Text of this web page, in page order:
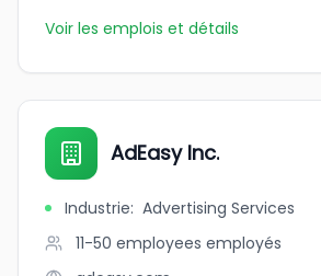
Voir les emplois et détails
AdEasy Inc.
Industrie: Advertising Services
11-50 employees employés